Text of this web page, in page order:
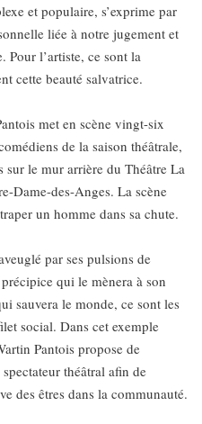
et populaire, s’exprime par
liée à notre jugement et
Pour l’artiste, ce sont la
cette beauté salvatrice.
met en scène vingt-six
de la saison théâtrale,
sur le mur arrière du Théâtre La
Dame-des-Anges. La scène
un homme dans sa chute.
par ses pulsions de
qui le mènera à son
sauvera le monde, ce sont les
social. Dans cet exemple
Pantois propose de
théâtral afin de
des êtres dans la communauté.